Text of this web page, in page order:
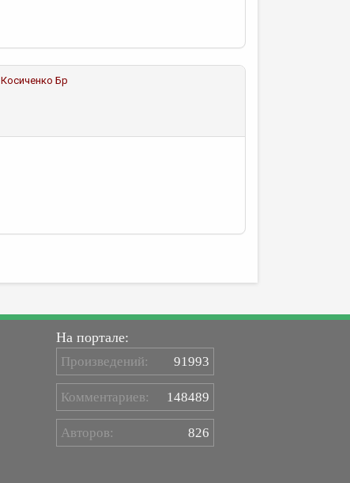
Косиченко Бр
На портале:
Произведений: 91993
Комментариев: 148489
Авторов: 826